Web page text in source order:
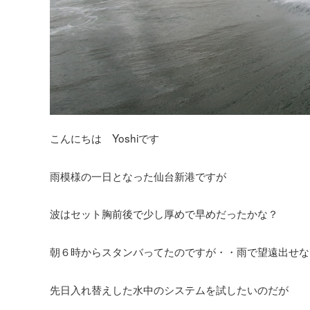
こんにちは Yoshiです
雨模様の一日となった仙台新港ですが
波はセット胸前後で少し厚めで早めだったかな？
朝６時からスタンバってたのですが・・雨で望遠出せ
先日入れ替えした水中のシステムを試したいのだが